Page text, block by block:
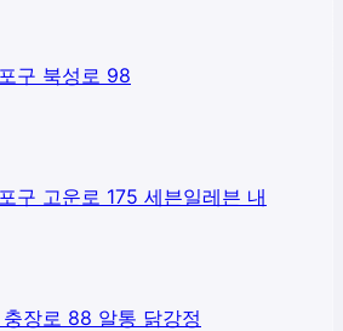
구 북성로 98
구 고운로 175 세븐일레븐 내
장로 88 알통 닭강정